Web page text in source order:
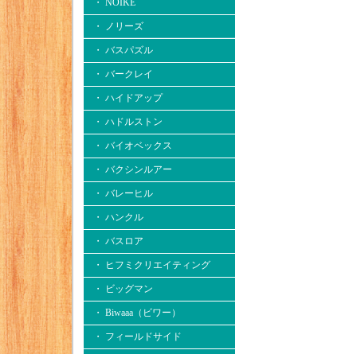
・ NOIKE
・ ノリーズ
・ バスパズル
・ バークレイ
・ ハイドアップ
・ ハドルストン
・ バイオベックス
・ バクシンルアー
・ バレーヒル
・ ハンクル
・ バスロア
・ ヒフミクリエイティング
・ ビッグマン
・ Biwaaa（ビワー）
・ フィールドサイド